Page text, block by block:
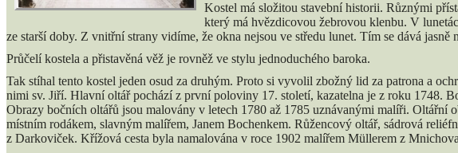
Kostel má složitou stavební historii. Různými
který má hvězdicovou žebrovou klenbu. V
ze starší doby. Z vnitřní strany vidíme, že okna nejsou ve středu lunet. Tím se dává
Průčelí kostela a přistavěná věž je rovněž ve stylu jednoduchého baroka.
Tak stíhal tento kostel jeden osud za druhým. Proto si vyvolil zbožný lid za patrona a
nimi sv. Jiří. Hlavní oltář pochází z první poloviny 17. století, kazatelna je z roku 1748.
Obrazy bočních oltářů jsou malovány v letech 1780 až 1785 uznávanými malíři. Oltářní
místním rodákem, slavným malířem, Janem Bochenkem. Růžencový oltář, sádrová
z Darkoviček. Křížová cesta byla namalována v roce 1902 malířem Müllerem z